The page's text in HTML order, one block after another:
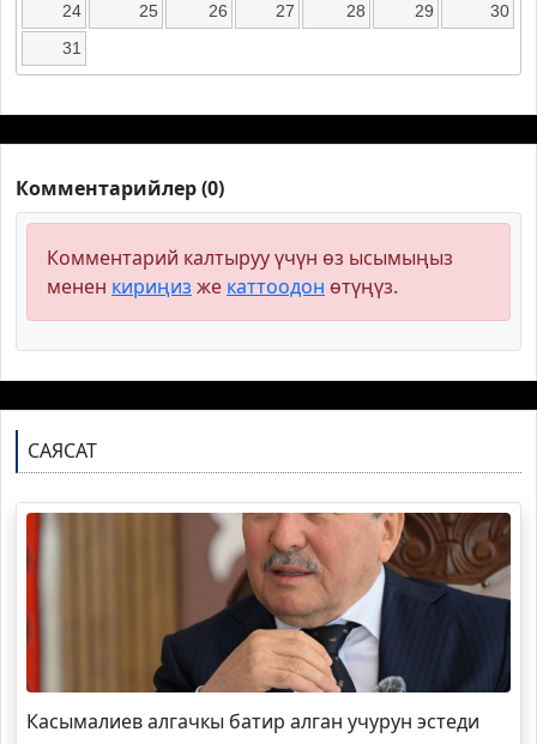
24
25 26 27 28 29
30
31
Комментарийлер (0)
Комментарий калтыруу үчүн өз ысымыңыз
менен кириңиз же каттоодон өтүңүз.
САЯСАТ
Касымалиев алгачкы батир алган учурун эстеди